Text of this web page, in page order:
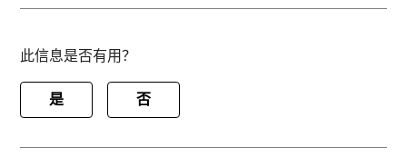
此信息是否有用？
是 否